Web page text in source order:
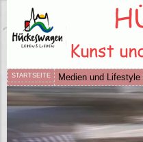
STARTSEITE Medien und Lifestyle